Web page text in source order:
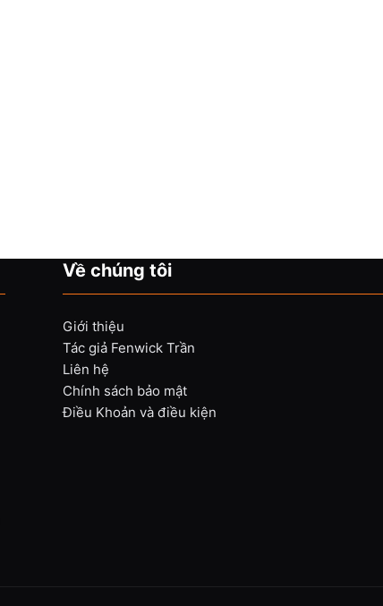
Về chúng tôi
Giới thiệu
Tác giả Fenwick Trần
Liên hệ
Chính sách bảo mật
Điều Khoản và điều kiện